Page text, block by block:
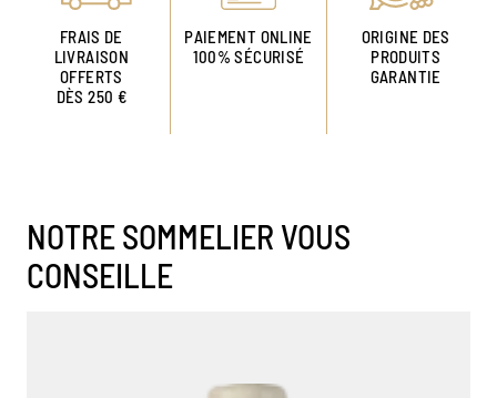
FRAIS DE
LIVRAISON
OFFERTS
DÈS 250 €
PAIEMENT ONLINE
100% SÉCURISÉ
ORIGINE DES
PRODUITS
GARANTIE
NOTRE SOMMELIER VOUS
CONSEILLE